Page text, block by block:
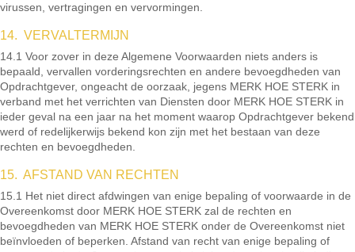
virussen, vertragingen en vervormingen.
14. VERVALTERMIJN
14.1 Voor zover in deze Algemene Voorwaarden niets anders is
bepaald, vervallen vorderingsrechten en andere bevoegdheden van
Opdrachtgever, ongeacht de oorzaak, jegens MERK HOE STERK in
verband met het verrichten van Diensten door MERK HOE STERK in
ieder geval na een jaar na het moment waarop Opdrachtgever bekend
werd of redelijkerwijs bekend kon zijn met het bestaan van deze
rechten en bevoegdheden.
15. AFSTAND VAN RECHTEN
15.1 Het niet direct afdwingen van enige bepaling of voorwaarde in de
Overeenkomst door MERK HOE STERK zal de rechten en
bevoegdheden van MERK HOE STERK onder de Overeenkomst niet
beïnvloeden of beperken. Afstand van recht van enige bepaling of